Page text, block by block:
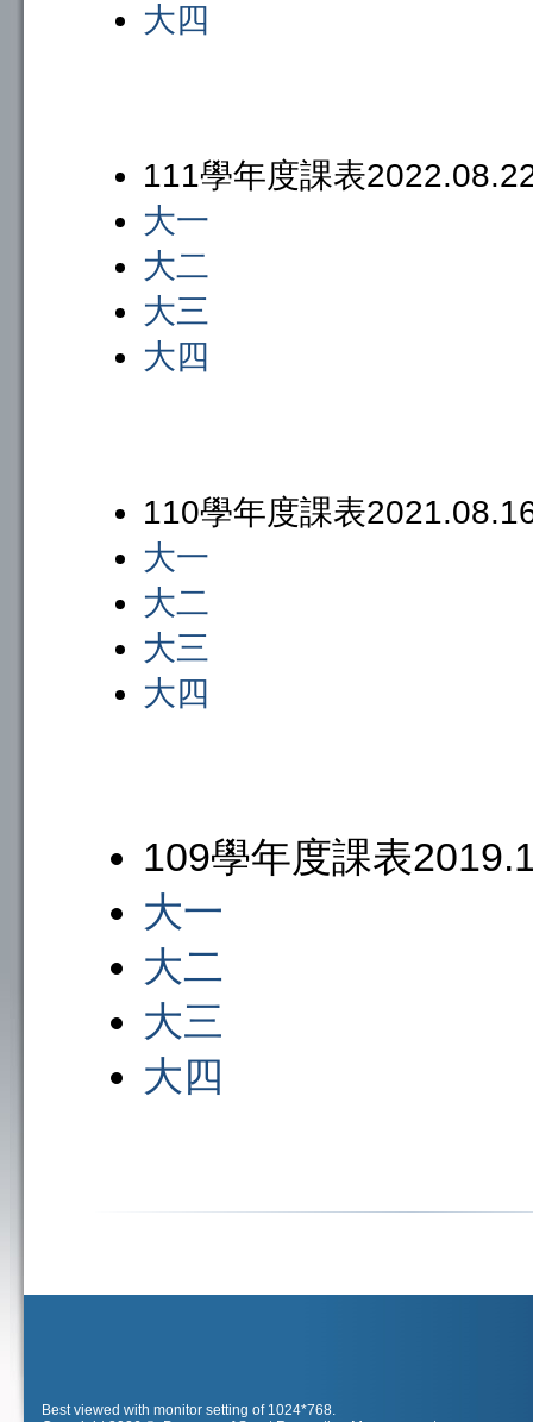
大四
111學年度課表
大一
大二
大三
大四
110學年度課表
大一
大二
大三
大四
109學年度課表
大一
大二
大三
大四
Best viewed with monitor setting of 1024*768.